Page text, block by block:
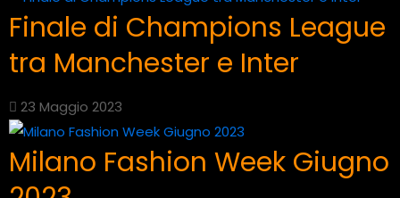
Finale di Champions League
tra Manchester e Inter
23 Maggio 2023
Milano Fashion Week Giugno